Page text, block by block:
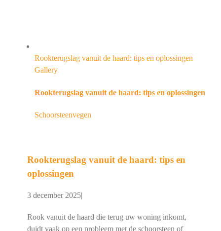
Rookterugslag vanuit de haard: tips en oplossingen
Gallery
Rookterugslag vanuit de haard: tips en oplossingen
Schoorsteenvegen
Rookterugslag vanuit de haard: tips en
oplossingen
3 december 2025|
Rook vanuit de haard die terug uw woning inkomt,
duidt vaak op een probleem met de schoorsteen of